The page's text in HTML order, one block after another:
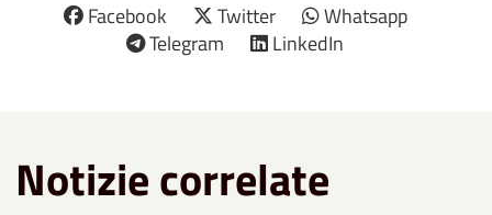
Facebook
Twitter
Whatsapp
Telegram
LinkedIn
Notizie correlate